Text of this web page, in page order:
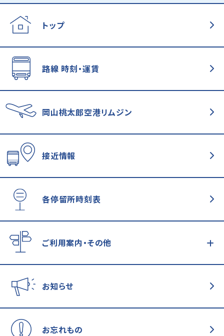
トップ
路線 時刻・運賃
岡山桃太郎空港リムジン
接近情報
各停留所時刻表
ご利用案内・その他
お知らせ
お忘れもの